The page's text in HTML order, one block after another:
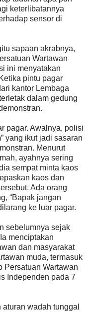
keterlibatannya
sensor di
sapaan akrabnya,
Wartawan
ini menyatakan
pintu pagar
kantor Lembaga
dalam gedung
pagar. Awalnya, polisi
yang ikut jadi sasaran
Menurut
ayahnya sering
sempat minta kaos
kaos dan
Ada orang
“Bapak jangan
ke luar pagar.
sebelumnya sejak
menciptakan
dan masyarakat
muda, termasuk
Persatuan Wartawan
Independen pada 7
wadah tunggal